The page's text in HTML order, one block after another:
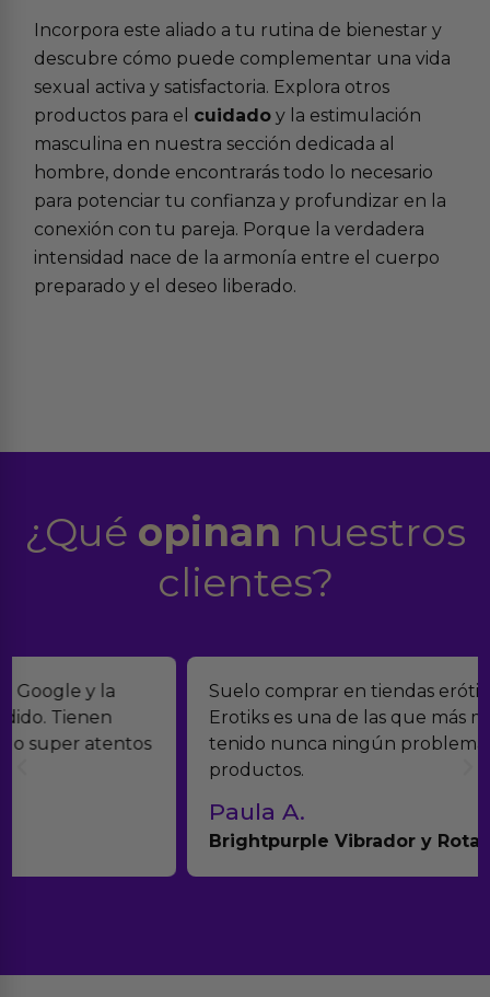
Incorpora este aliado a tu rutina de bienestar y
descubre cómo puede complementar una vida
sexual activa y satisfactoria. Explora otros
productos para el cuidado y la estimulación
masculina en nuestra sección dedicada al
hombre, donde encontrarás todo lo necesario
para potenciar tu confianza y profundizar en la
conexión con tu pareja. Porque la verdadera
intensidad nace de la armonía entre el cuerpo
preparado y el deseo liberado.
¿Qué opinan nuestros
clientes?
Suelo comprar en tiendas eróticas online, y
Erotiks es una de las que más me gustan. No he
tenido nunca ningún problema con los
Brightpurple Vibrador y Rotador